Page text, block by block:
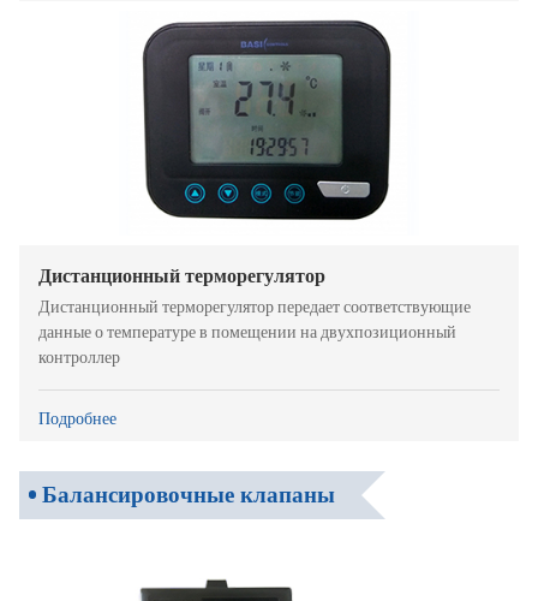
Дистанционный терморегулятор
Дистанционный терморегулятор передает соответствующие
данные о температуре в помещении на двухпозиционный
контроллер
Подробнее
Балансировочные клапаны